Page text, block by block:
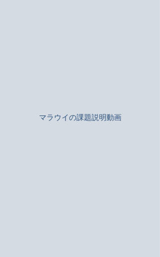
​マラウイの課題説明動画